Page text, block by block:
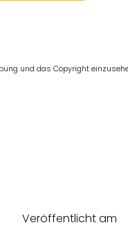
und das Copyright
Veröffentlicht am